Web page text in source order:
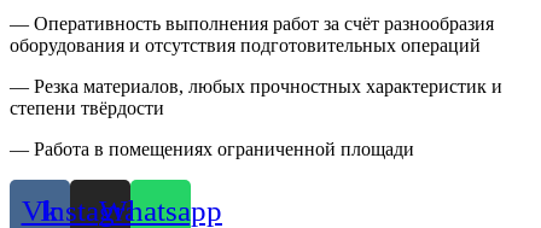
— Оперативность выполнения работ за счёт разнообразия
оборудования и отсутствия подготовительных операций
— Резка материалов, любых прочностных характеристик и
степени твёрдости
— Работа в помещениях ограниченной площади
VkInstagramWhatsapp